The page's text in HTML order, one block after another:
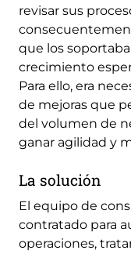
revisar sus
que los
crecimiento
Para ello, era
de mejoras que
del volumen de
ganar agilidad y
La solución
El equipo de
contratado para
operaciones,